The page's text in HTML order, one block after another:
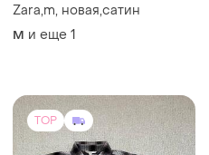
Zara,m, новая,сатин
M и еще 1
TOP